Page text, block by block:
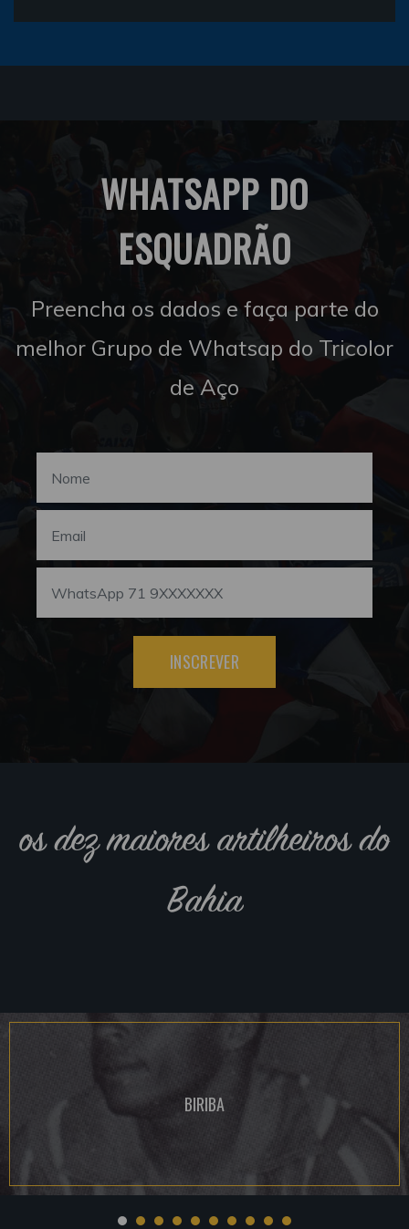
WHATSAPP DO
ESQUADRÃO
Preencha os dados e faça parte do
melhor Grupo de Whatsap do Tricolor
de Aço
INSCREVER
os dez maiores artilheiros do
Bahia
BIRIBA